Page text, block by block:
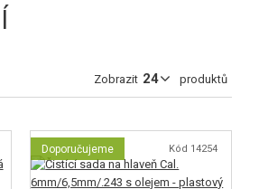
Zobrazit produktů
Doporučujeme Kód 14254